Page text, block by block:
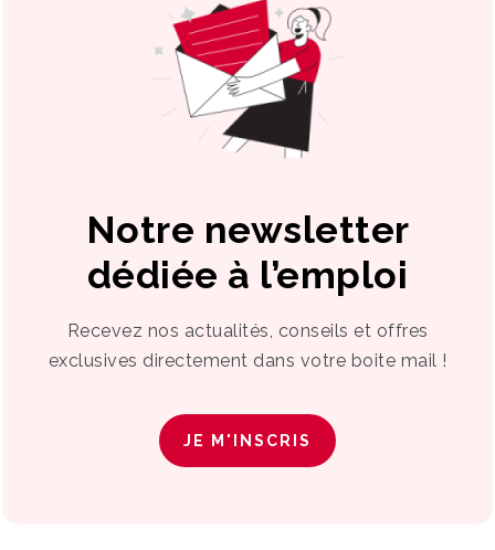
Notre newsletter
dédiée à l’emploi
Recevez nos actualités, conseils et offres
exclusives directement dans votre boite mail !
JE M'INSCRIS